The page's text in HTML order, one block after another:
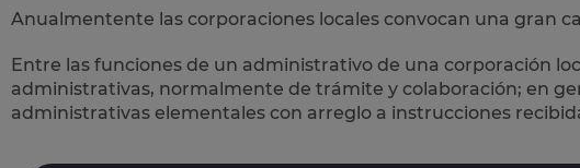
Anualmentente las corporaciones locales convocan una gran
Entre las funciones de un administrativo de una corporación
administrativas, normalmente de trámite y colaboración; en
administrativas elementales con arreglo a instrucciones